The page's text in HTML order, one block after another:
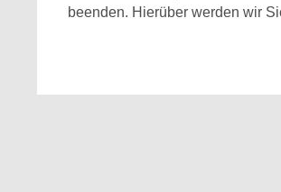
beenden. Hierüber werden wir